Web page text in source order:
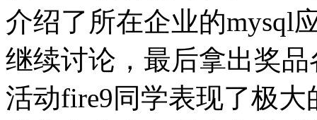
介绍了所在企业的mysql
继续讨论，最后拿出奖
活动fire9同学表现了极